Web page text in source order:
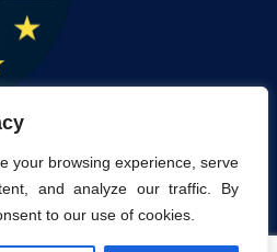
your browsing experience, serve
and analyze our traffic. By
to our use of cookies.